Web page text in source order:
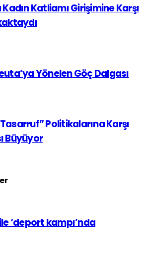
Katliamı Girişimine Karşı
Yönelen Göç Dalgası
Politikalarına Karşı
Büyüyor
‘deport kampı’nda